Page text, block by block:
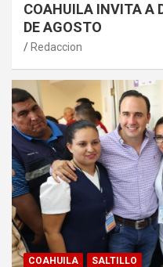
COAHUILA INVITA A
DE AGOSTO
Redaccion
COAHUILA SALTILLO